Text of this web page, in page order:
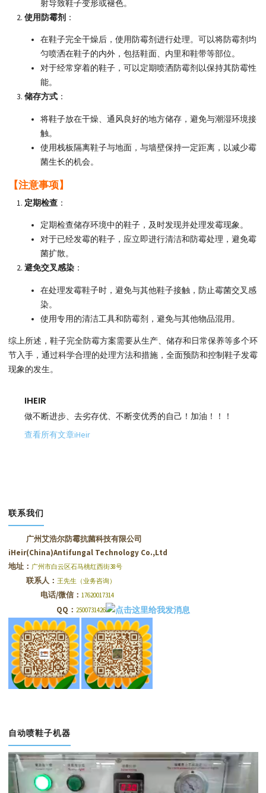
射导致鞋子变形或褪色。
使用防霉剂 ：
在鞋子完全干燥后，使用防霉剂进行处理。可以将防霉剂均
匀喷洒在鞋子的内外，包括鞋面、内里和鞋带等部位。
对于经常穿着的鞋子，可以定期喷洒防霉剂以保持其防霉性
能。
储存方式：
将鞋子放在干燥、通风良好的地方储存，避免与潮湿环境接
触。
使用栈板隔离鞋子与地面，与墙壁保持一定距离，以减少霉
菌生长的机会。
【注意事项】
定期检查：
定期检查储存环境中的鞋子，及时发现并处理发霉现象。
对于已经发霉的鞋子，应立即进行清洁和防霉处理，避免霉
菌扩散。
避免交叉感染：
在处理发霉鞋子时，避免与其他鞋子接触，防止霉菌交叉感
染。
使用专用的清洁工具和防霉剂，避免与其他物品混用。
综上所述，鞋子完全防霉方案需要从生产、储存和日常保养等多个环
节入手，通过科学合理的处理方法和措施，全面预防和控制鞋子发霉
现象的发生。
IHEIR
做不断进步、去劣存优、不断变优秀的自己！加油！！！
查看所有文章iHeir
联系我们
广州艾浩尔防霉抗菌科技有限公司
iHeir(China)Antifungal Technology Co.,Ltd
地址： 广州市白云区石马桃红西街38号
联系人： 王先生（业务咨询）
电话/微信： 17620017314
QQ： 2500731426
自动喷鞋子机器
视
频
播